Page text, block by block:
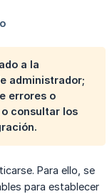
a la
administrador;
errores o
consultar los
Para ello, se
para establecer